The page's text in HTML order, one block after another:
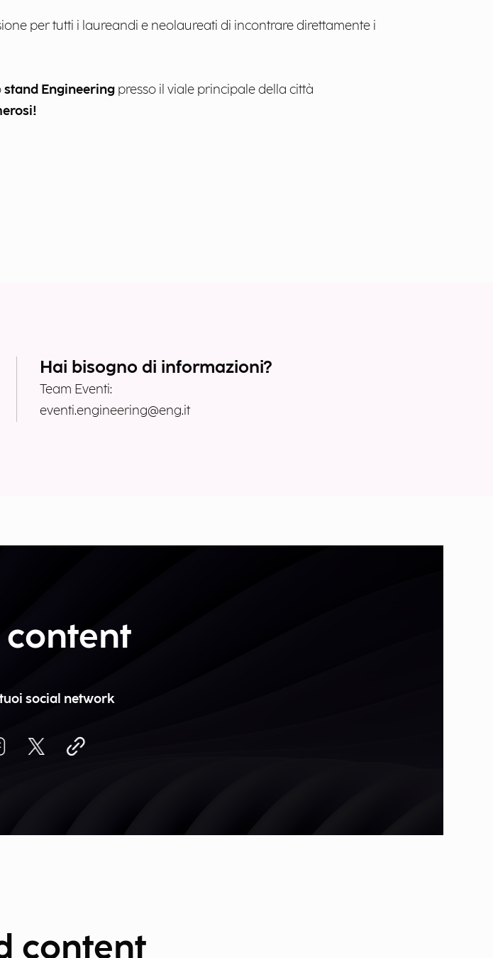
per tutti i laureandi e neolaureati di incontrare direttamente i
stand Engineering presso il viale principale della città
Hai bisogno di informazioni?
Team Eventi:
eventi.engineering@eng.it
content
social network
content